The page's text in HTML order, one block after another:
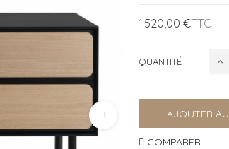
1 520,00 €TTC
QUANTITÉ
AJOUTER
COMPARER